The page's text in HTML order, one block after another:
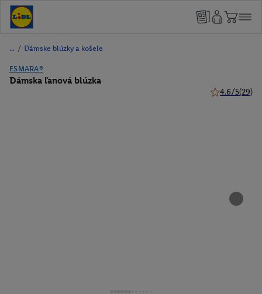
/ Dámske blúzky a košele
ESMARA®
Dámska ľanová blúzka
4.6/5(29)